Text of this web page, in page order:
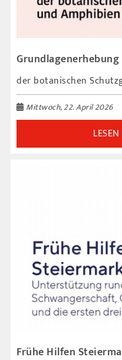
Grundlagenerhebung
der botanischen
Mittwoch, 22. April 2026
Frühe Hilfen